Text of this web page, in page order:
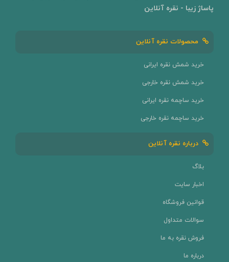
پاساژ زیبا - نقره آنلاین
محصولات نقره آنلاین
خرید شمش نقره ایرانی
خرید شمش نقره خارجی
خرید ساچمه نقره ایرانی
خرید ساچمه نقره خارجی
درباره نقره آنلاین
بلاگ
اخبار سایت
قوانین فروشگاه
سوالات متداول
فروش نقره به ما
درباره ما